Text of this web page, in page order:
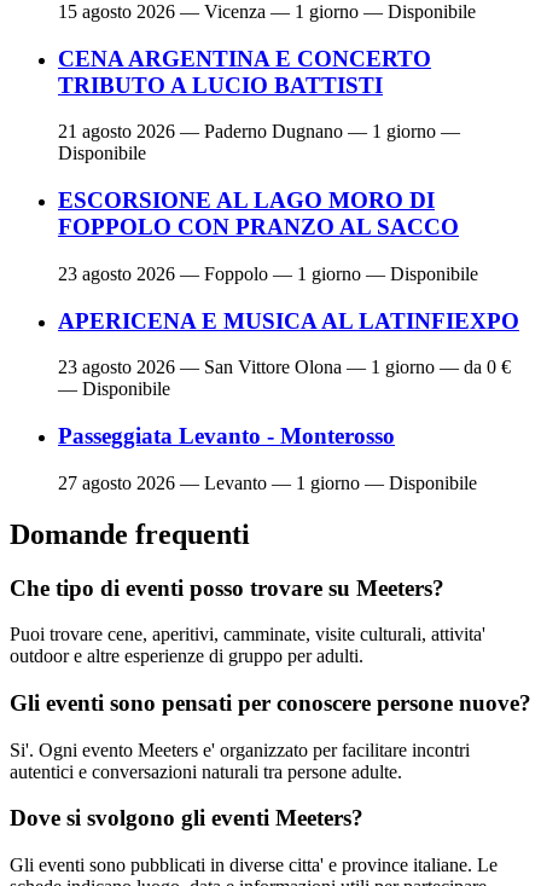
15 agosto 2026 — Vicenza — 1 giorno — Disponibile
CENA ARGENTINA E CONCERTO
TRIBUTO A LUCIO BATTISTI
21 agosto 2026 — Paderno Dugnano — 1 giorno —
Disponibile
ESCORSIONE AL LAGO MORO DI
FOPPOLO CON PRANZO AL SACCO
23 agosto 2026 — Foppolo — 1 giorno — Disponibile
APERICENA E MUSICA AL LATINFIEXPO
23 agosto 2026 — San Vittore Olona — 1 giorno — da 0 €
— Disponibile
Passeggiata Levanto - Monterosso
27 agosto 2026 — Levanto — 1 giorno — Disponibile
Domande frequenti
Che tipo di eventi posso trovare su Meeters?
Puoi trovare cene, aperitivi, camminate, visite culturali, attivita'
outdoor e altre esperienze di gruppo per adulti.
Gli eventi sono pensati per conoscere persone nuove?
Si'. Ogni evento Meeters e' organizzato per facilitare incontri
autentici e conversazioni naturali tra persone adulte.
Dove si svolgono gli eventi Meeters?
Gli eventi sono pubblicati in diverse citta' e province italiane. Le